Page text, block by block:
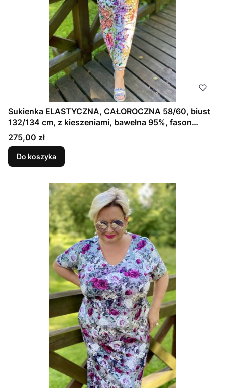
Sukienka ELASTYCZNA, CAŁOROCZNA 58/60, biust
132/134 cm, z kieszeniami, bawełna 95%, fason
prosty, klasyczny, idealna na większy biust, ŁĄKA
KWIETNA
Cena
275,00 zł
Do koszyka